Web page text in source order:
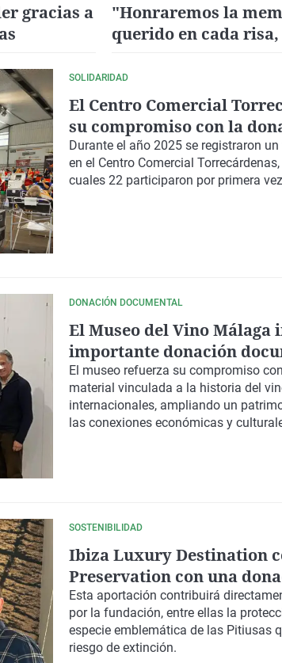
gracias a
"Honraremos la
querido en cada
SOLIDARIDAD
El Centro Comercial
su compromiso con la
Almería
Durante el año 2025 se registraron
en el Centro Comercial
cuales 22 participaron por primera
DONACIÓN DOCUMENTAL
El Museo del Vino Málaga
importante donación
“Málaga Kellerien” de
de Lenzburg (Suiza)
El museo refuerza su compromiso
material vinculada a la historia del
internacionales, ampliando un
las conexiones económicas y
SOSTENIBILIDAD
Ibiza Luxury Destination
Preservation con una
protección del entorno
Esta aportación contribuirá
por la fundación, entre ellas la
especie emblemática de las Pitiusas
riesgo de extinción.